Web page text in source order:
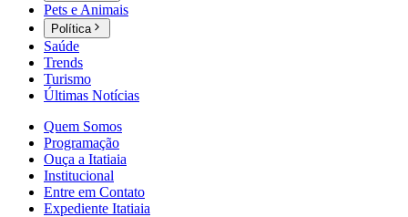
Pets e Animais
Política
Saúde
Trends
Turismo
Últimas Notícias
Quem Somos
Programação
Ouça a Itatiaia
Institucional
Entre em Contato
Expediente Itatiaia